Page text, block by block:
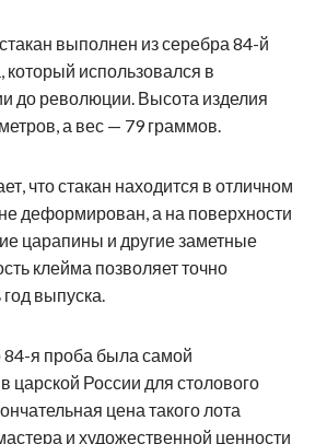
выполнен из серебра 84-й
использовался в
до революции. Высота изделия
а вес — 79 граммов.
что стакан находится в отличном
деформирован, а на поверхности
царапины и другие заметные
клейма позволяет точно
выпуска.
84-я проба была самой
царской России для столового
цена такого лота
и художественной ценности